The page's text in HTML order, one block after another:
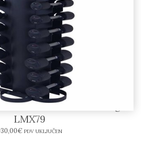
sa bučicama 1-10kg
LMX79
€ PDV UKLJUČEN